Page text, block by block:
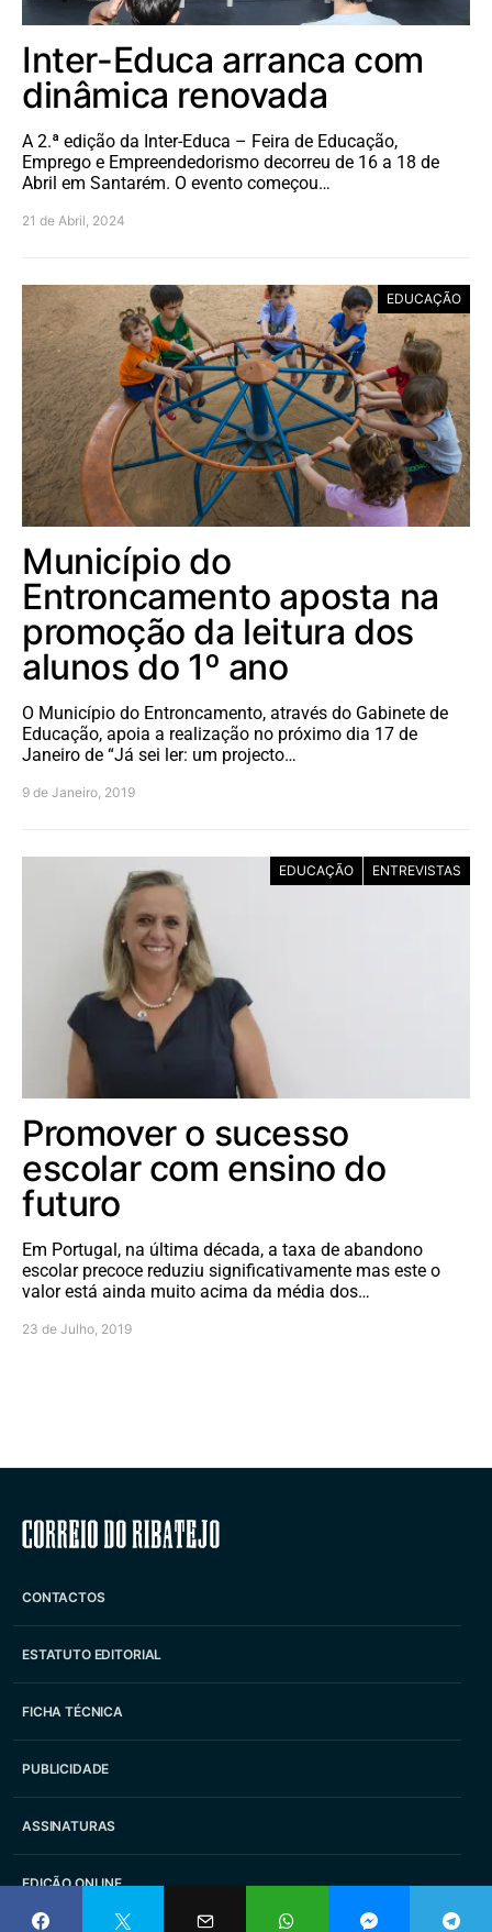
Inter-Educa arranca com
dinâmica renovada
A 2.ª edição da Inter-Educa – Feira de Educação,
Emprego e Empreendedorismo decorreu de 16 a 18 de
Abril em Santarém. O evento começou…
21 de Abril, 2024
EDUCAÇÃO
Município do
Entroncamento aposta na
promoção da leitura dos
alunos do 1º ano
O Município do Entroncamento, através do Gabinete de
Educação, apoia a realização no próximo dia 17 de
Janeiro de “Já sei ler: um projecto…
9 de Janeiro, 2019
EDUCAÇÃO ENTREVISTAS
Promover o sucesso
escolar com ensino do
futuro
Em Portugal, na última década, a taxa de abandono
escolar precoce reduziu significativamente mas este o
valor está ainda muito acima da média dos…
23 de Julho, 2019
Correio do Ribatejo
CONTACTOS
ESTATUTO EDITORIAL
FICHA TÉCNICA
PUBLICIDADE
ASSINATURAS
EDIÇÃO ONLINE